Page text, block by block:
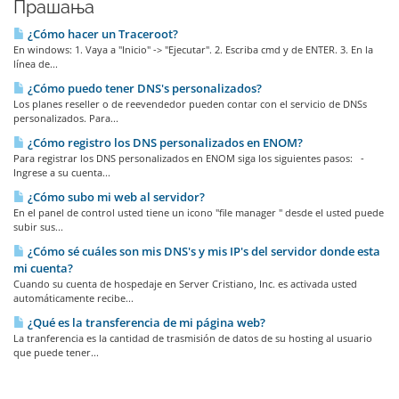
Прашања
¿Cómo hacer un Traceroot?
En windows: 1. Vaya a "Inicio" -> "Ejecutar". 2. Escriba cmd y de ENTER. 3. En la
línea de...
¿Cómo puedo tener DNS's personalizados?
Los planes reseller o de reevendedor pueden contar con el servicio de DNSs
personalizados. Para...
¿Cómo registro los DNS personalizados en ENOM?
Para registrar los DNS personalizados en ENOM siga los siguientes pasos: -
Ingrese a su cuenta...
¿Cómo subo mi web al servidor?
En el panel de control usted tiene un icono "file manager " desde el usted puede
subir sus...
¿Cómo sé cuáles son mis DNS's y mis IP's del servidor donde esta
mi cuenta?
Cuando su cuenta de hospedaje en Server Cristiano, Inc. es activada usted
automáticamente recibe...
¿Qué es la transferencia de mi página web?
La tranferencia es la cantidad de trasmisión de datos de su hosting al usuario
que puede tener...